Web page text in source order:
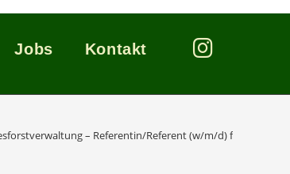
Jobs Kontakt
– Referentin/Referent (w/m/d) für den